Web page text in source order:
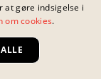
DANISH
HUNGARIAN
at gøre indsigelse i
om cookies.